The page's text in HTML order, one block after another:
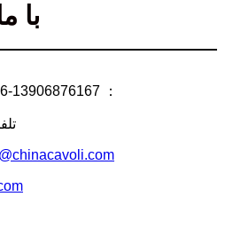
با
13906876167 ：
تلفن 86-